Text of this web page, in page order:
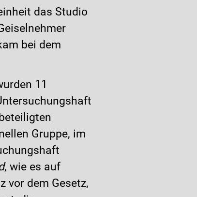
das Studio
bei dem
11
Gruppe, im
, wie es auf
vor dem Gesetz,